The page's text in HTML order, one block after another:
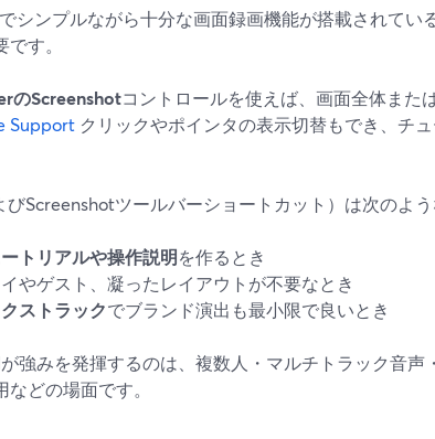
シンプルながら十分な画面録画機能が搭載されてい
す。
のScreenshotコントロールを使えば、画面全体また
Support クリックやポインタの表示切替もでき、チ
Screenshotツールバーショートカット）は次のよう
トリアルや操作説明を作るとき
やゲスト、凝ったレイアウトが不要なとき
ストラックでブランド演出も最小限で良いとき
強みを発揮するのは、複数人・マルチトラック音声
どの場面です。